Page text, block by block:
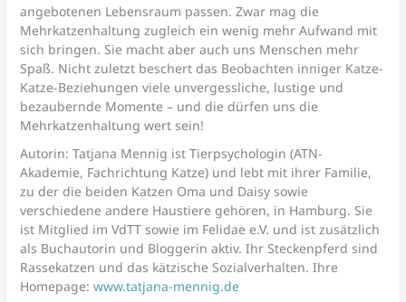
angebotenen Lebensraum passen. Zwar mag die
Mehrkatzenhaltung zugleich ein wenig mehr Aufwand mit
sich bringen. Sie macht aber auch uns Menschen mehr
Spaß. Nicht zuletzt beschert das Beobachten inniger Katze-
Katze-Beziehungen viele unvergessliche, lustige und
bezaubernde Momente – und die dürfen uns die
Mehrkatzenhaltung wert sein!
Autorin: Tatjana Mennig ist Tierpsychologin (ATN-
Akademie, Fachrichtung Katze) und lebt mit ihrer Familie,
zu der die beiden Katzen Oma und Daisy sowie
verschiedene andere Haustiere gehören, in Hamburg. Sie
ist Mitglied im VdTT sowie im Felidae e.V. und ist zusätzlich
als Buchautorin und Bloggerin aktiv. Ihr Steckenpferd sind
Rassekatzen und das kätzische Sozialverhalten. Ihre
Homepage:www.tatjana-mennig.de